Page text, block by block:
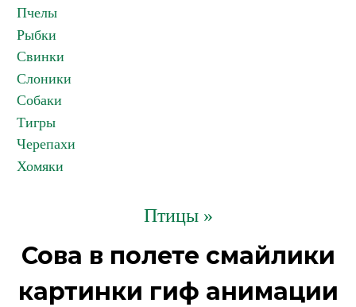
Пчелы
Рыбки
Свинки
Слоники
Собаки
Тигры
Черепахи
Хомяки
Птицы »
Сова в полете смайлики
картинки гиф анимации